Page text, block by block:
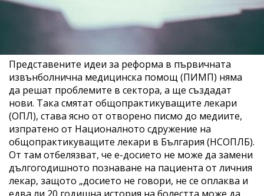
Представените идеи за реформа в първичната
извънболнична медицинска помощ (ПИМП) няма
да решат проблемите в сектора, а ще създадат
нови. Така смятат общопрактикуващите лекари
(ОПЛ), става ясно от отворено писмо до медиите,
изпратено от Националното сдружение на
общопрактикуващите лекари в България (НСОПЛБ).
От там отбелязват, че е-досието не може да замени
дългогодишното познаване на пациента от личния
лекар, защото „досието не говори, не се оплаква и